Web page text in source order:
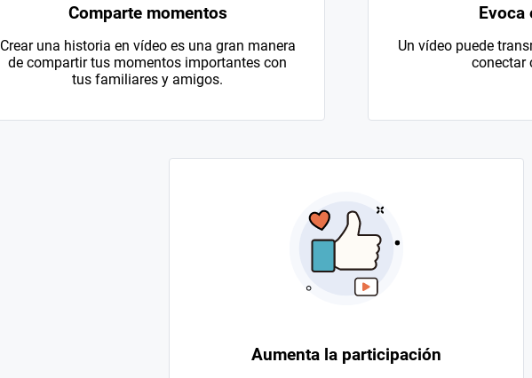
Comparte momentos
Crear una historia en vídeo es una gran manera
de compartir tus momentos importantes con
tus familiares y amigos.
Un vídeo puede
conectar
Aumenta la participación